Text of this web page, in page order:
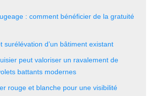
: comment bénéficier de la gratuité
surélévation d’un bâtiment existant
peut valoriser un ravalement de
battants modernes
rouge et blanche pour une visibilité